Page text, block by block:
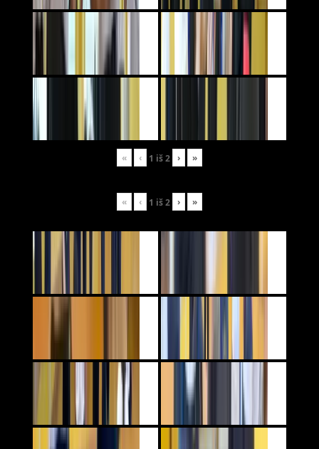
« ‹ 1 iš2 › »
« ‹ 1 iš2 › »